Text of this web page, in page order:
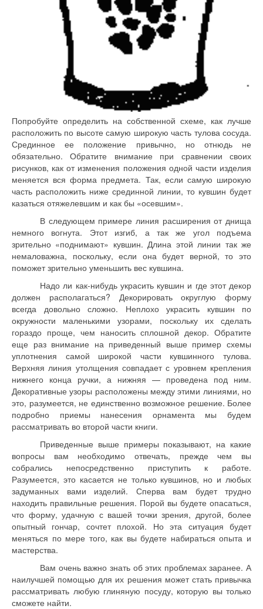
Попробуйте определить на собственной схеме, как лучше
расположить по высоте самую широкую часть тулова сосуда.
Срединное ее положение привычно, но отнюдь не
обязательно. Обратите внимание при сравнении своих
рисунков, как от изменения положения одной части изделия
меняется вся форма предмета. Так, если самую широкую
часть расположить ниже срединной линии, то кувшин будет
казаться отяжелевшим и как бы «осевшим».
В следующем примере линия расширения от днища
немного вогнута. Этот изгиб, а так же угол подъема
зрительно «поднимают» кувшин. Длина этой линии так же
немаловажна, поскольку, если она будет верной, то это
поможет зрительно уменьшить вес кувшина.
Надо ли как-нибудь украсить кувшин и где этот декор
должен располагаться? Декорировать округлую форму
всегда довольно сложно. Неплохо украсить кувшин по
окружности маленькими узорами, поскольку их сделать
гораздо проще, чем наносить сплошной декор. Обратите
еще раз внимание на приведенный выше пример схемы
уплотнения самой широкой части кувшинного тулова.
Верхняя линия утолщения совпадает с уровнем крепления
нижнего конца ручки, а нижняя — проведена под ним.
Декоративные узоры расположены между этими линиями, но
это, разумеется, не единственно возможное решение. Более
подробно приемы нанесения орнамента мы будем
рассматривать во второй части книги.
Приведенные выше примеры показывают, на какие
вопросы вам необходимо отвечать, прежде чем вы
собрались непосредственно приступить к работе.
Разумеется, это касается не только кувшинов, но и любых
задуманных вами изделий. Сперва вам будет трудно
находить правильные решения. Порой вы будете опасаться,
что форму, удачную с вашей точки зрения, дру­гой, более
опытный гончар, сочтет плохой. Но эта ситуация будет
меняться по мере того, как вы будете набираться опыта и
мастерства.
Вам очень важно знать об этих проблемах заранее. А
наилучшей помощью для их решения может стать привычка
рассматривать любую глиняную посуду, которую вы только
сможете найти.